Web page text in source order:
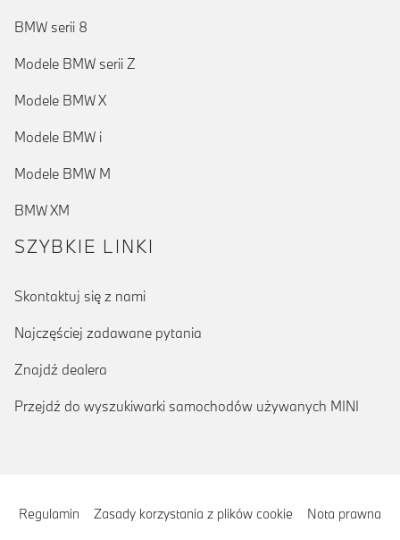
BMW serii 8
Modele BMW serii Z
Modele BMW X
Modele BMW i
Modele BMW M
BMW XM
SZYBKIE LINKI
Skontaktuj się z nami
Najczęściej zadawane pytania
Znajdź dealera
Przejdź do wyszukiwarki samochodów używanych MINI
Regulamin Zasady korzystania z plików cookie Nota prawna